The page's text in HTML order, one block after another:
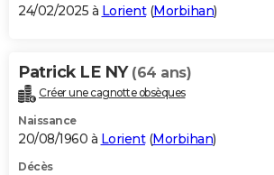
24/02/2025 à Lorient(Morbihan)
Patrick LE NY (64 ans)
Créer une cagnotte obsèques
Naissance
20/08/1960 à Lorient(Morbihan)
Décès